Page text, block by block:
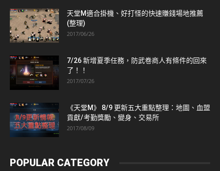
天堂M適合掛機、好打怪的快速賺錢場地推薦
(整理)
2017/06/26
7/26 新增夏季任務，防武卷商人有條件的回來
了！！
2017/07/26
《天堂M》 8/9 更新五大重點整理：地圖、血盟
貢獻/考勤獎勵、變身、交易所
2017/08/09
POPULAR CATEGORY